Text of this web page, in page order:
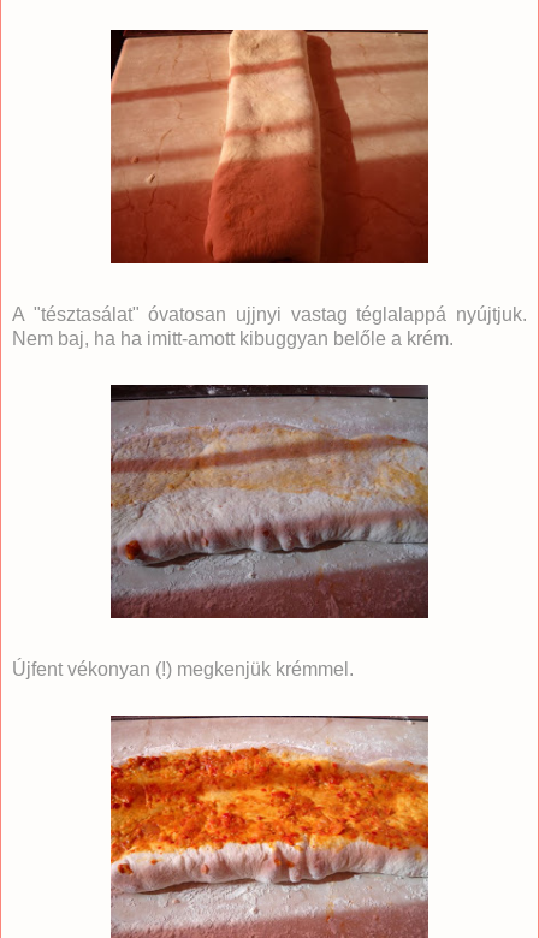
A "tésztasálat" óvatosan ujjnyi vastag téglalappá nyújtjuk.
Nem baj, ha ha imitt-amott kibuggyan belőle a krém.
Újfent vékonyan (!) megkenjük krémmel.